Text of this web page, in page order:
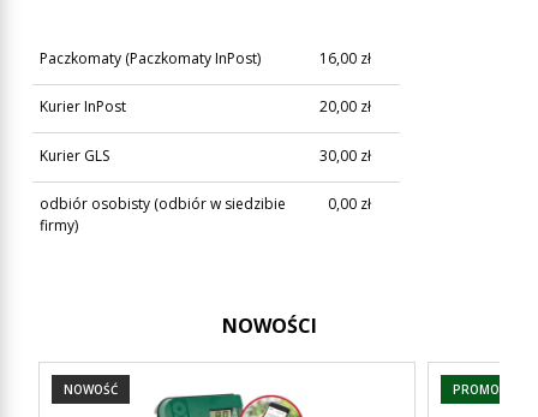
Paczkomaty (Paczkomaty InPost) 16,00 zł
Kurier InPost 20,00 zł
Kurier GLS 30,00 zł
odbiór osobisty (odbiór w siedzibie
firmy)
0,00 zł
NOWOŚCI
NOWOŚĆ PROMOCJA